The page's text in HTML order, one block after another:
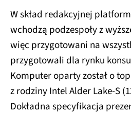
W skład redakcyjnej
wchodzą podzespoły z
więc przygotowani na
przygotowali dla rynku
Komputer oparty został o
z rodziny Intel Alder Lake-S
Dokładna specyfikacja